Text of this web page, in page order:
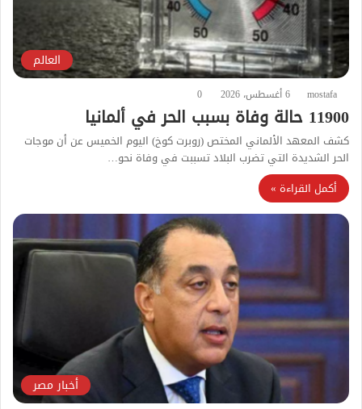
العالم
mostafa 6 أغسطس، 2026 0
11900 حالة وفاة بسبب الحر في ألمانيا
كشف المعهد الألماني المختص (روبرت كوخ) اليوم الخميس عن أن موجات
الحر الشديدة التي تضرب البلاد تسببت في وفاة نحو…
أكمل القراءة »
أخبار مصر